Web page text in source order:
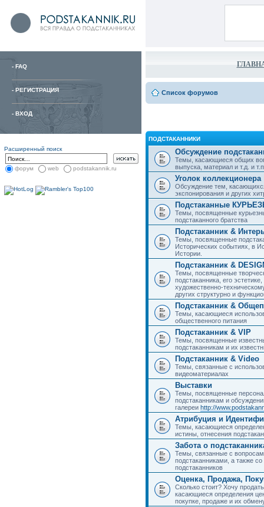
- FAQ
- РЕГИСТРАЦИЯ
- ВХОД
Расширенный поиск
форум web podstakannik.ru
Список форумов
ПОДСТАКАННИКИ
Обсуждение
Темы, касающиеся общих
выпуска, материал и т.д. и
Уголок коллекционера
Обсуждение тем,
экспонирования и других
Подстаканные
Темы, посвященные
подстаканного братства
Подстаканник &
Темы, посвященные
Исторических событиях, в
Истории.
Подстаканник &
Темы, посвященные
подстаканника, его
художественно-
других структурно и
Подстаканник &
Темы, касающиеся
общественного питания
Подстаканник & VIP
Темы, посвященные
подстаканникам и их
Подстаканник & Video
Темы, связанные с
видеоматериалах
Выставки
Темы, посвященные
подстаканникам и
галереи http://
Атрибуция и
Темы, касающиеся
истины, отнесения
Забота о
Темы, связанные с
подстаканниками, а также
подстаканников
Оценка, Продажа,
Сколько стоит? Хочу
касающиеся определения
покупке, продаже и их